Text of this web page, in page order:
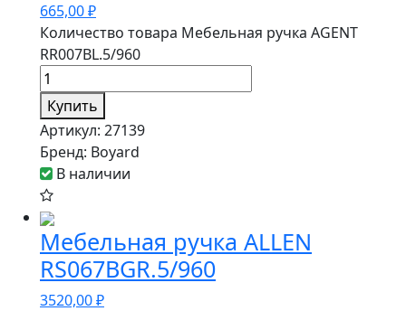
665,00₽
Количество товара Мебельная ручка AGENT
RR007BL.5/960
Купить
Артикул: 27139
Бренд: Boyard
В наличии
Мебельная ручка ALLEN
RS067BGR.5/960
3520,00₽